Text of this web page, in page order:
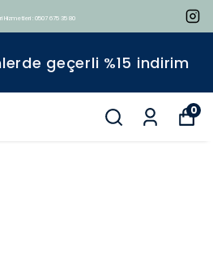
Hizmetleri : 0507 675 35 80
geçerli %15 indirim
0